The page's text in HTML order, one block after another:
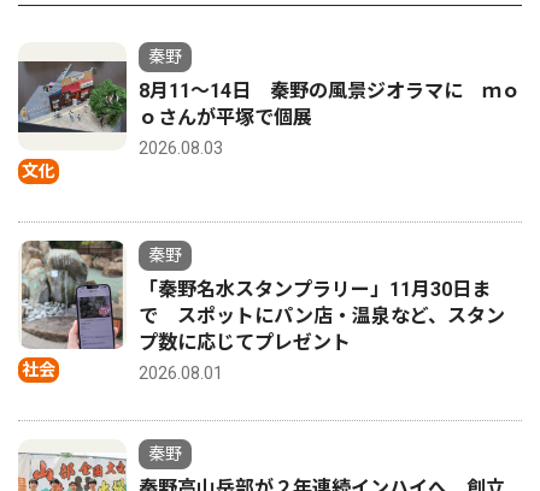
文化
秦野
8月11〜14日 秦野の風景ジオラマに ｍｏ
ｏさんが平塚で個展
2026.08.03
社会
秦野
「秦野名水スタンプラリー」11月30日ま
で スポットにパン店・温泉など、スタン
プ数に応じてプレゼント
2026.08.01
秦野